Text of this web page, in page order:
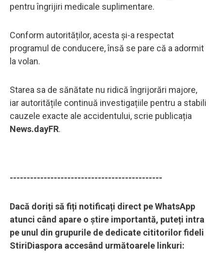
pentru îngrijiri medicale suplimentare.
Conform autorităților, acesta și-a respectat
programul de conducere, însă se pare că a adormit
la volan.
Starea sa de sănătate nu ridică îngrijorări majore,
iar autoritățile continuă investigațiile pentru a stabili
cauzele exacte ale accidentului, scrie publicația
News.dayFR.
---------------------------------------------
Dacă doriți să fiți notificați direct pe WhatsApp
atunci când apare o știre importantă, puteți intra
pe unul din grupurile de dedicate cititorilor fideli
StiriDiaspora accesând următoarele linkuri: